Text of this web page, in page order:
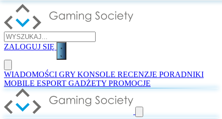
ZALOGUJ SIĘ
WIADOMOŚCI GRY KONSOLE RECENZJE PORADNIKI
MOBILE ESPORT GADŻETY PROMOCJE